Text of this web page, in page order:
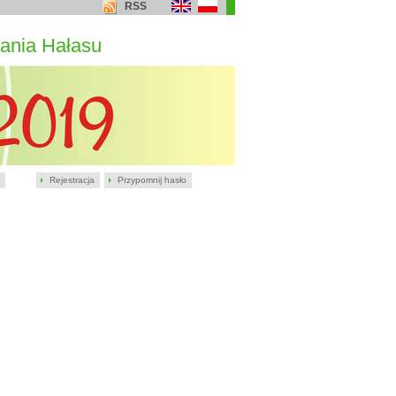
Rejestracja Przypomnij hasło
RSS
Hałasu